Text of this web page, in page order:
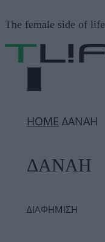
σε
περιεχόμενο
The female side of life
ΜΕΝΟΎ
ΗΟΜΕ ΔΑΝΑΗ
ΔΑΝΑΗ
ΔΙΑΦΗΜΙΣΗ